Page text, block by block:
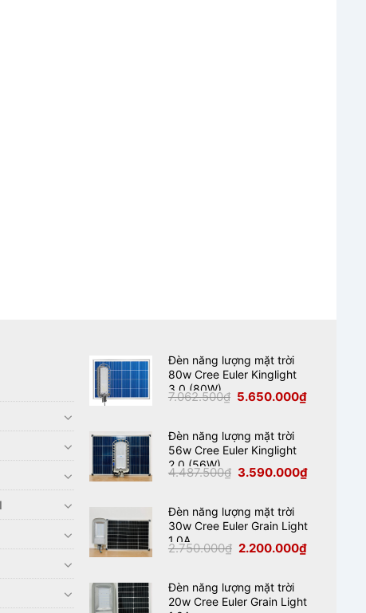
Đèn năng lượng mặt trời
80w Cree Euler Kinglight
3.0 (80W)
7.062.500₫ Giá
gốc
5.650.000₫Giá
Đèn năng lượng mặt trời
56w Cree Euler Kinglight
2.0 (56W)
4.487.500₫ Giá
gốc
3.590.000₫Giá
Đèn năng lượng mặt trời
30w Cree Euler Grain Light
1.0A
2.750.000₫ Giá
gốc
2.200.000₫Giá
Đèn năng lượng mặt trời
20w Cree Euler Grain Light